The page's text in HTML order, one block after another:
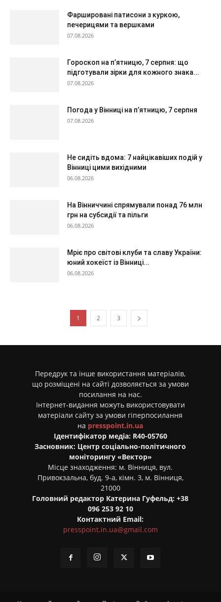
Фаршировані патисони з куркою,
печерицями та вершками
07.08.2026
Гороскоп на п’ятницю, 7 серпня: що
підготували зірки для кожного знака...
07.08.2026
Погода у Вінниці на п’ятницю, 7 серпня
07.08.2026
Не сидіть вдома: 7 найцікавіших подій у
Вінниці цими вихідними
06.08.2026
На Вінниччині спрямували понад 76 млн
грн на субсидії та пільги
06.08.2026
Мріє про світові клуби та славу України:
юний хокеїст із Вінниці...
06.08.2026
1 2 3
Передрук та інше використання матеріалів,
що розміщені на сайті дозволяється за умови
посилання на нас.
Інтернет-видання можуть використовувати
матеріали сайту за умови гіперпосилання
на presspoint.in.ua
Ідентифікатор медіа: R40-05760
Засновник: Центр соціально-політичного
моніторингу «Вектор»
Місце знаходження: м. Вінниця, вул.
Привокзальна, буд. 9-а, кімн. 3, м. Вінниця,
21000
Головний редактор Катерина Гуфельд: +38
096 253 92 10
Контактний Email:
presspoint.in.ua@gmail.com